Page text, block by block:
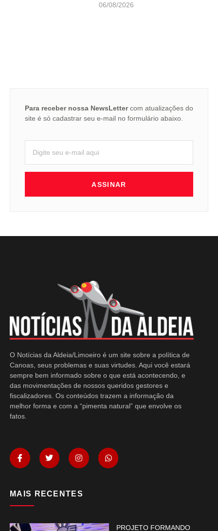
06/08/2026
Para receber nossa NewsLettercom atualizações do
site é só cadastrar seu e-mail no formulário abaixo.
ASSINAR
O Notícias da Aldeia/Limoeiro é um site sobre a política de
Canoas, seus problemas e suas virtudes. Aqui você estará
sempre bem informado sobre o que está acontecendo, e
das movimentações de nossos queridos gestores e
fiscalizadores. Os conteúdos trazem a informação da
melhor forma e com a “pimenta natural” que envolve os
fatos.
MAIS RECENTES
PROJETO FORMANDO